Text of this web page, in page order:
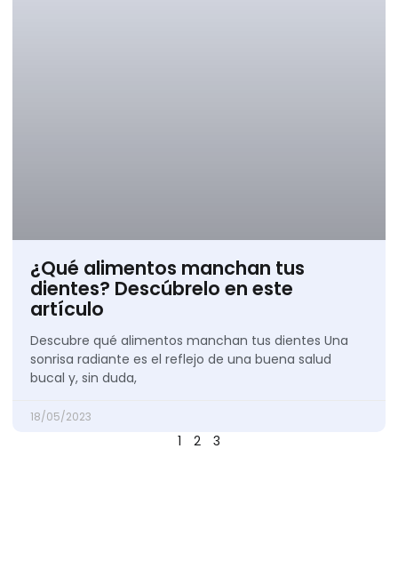
¿Qué alimentos manchan tus
dientes? Descúbrelo en este
artículo
Descubre qué alimentos manchan tus dientes Una
sonrisa radiante es el reflejo de una buena salud
bucal y, sin duda,
18/05/2023
1 2 3